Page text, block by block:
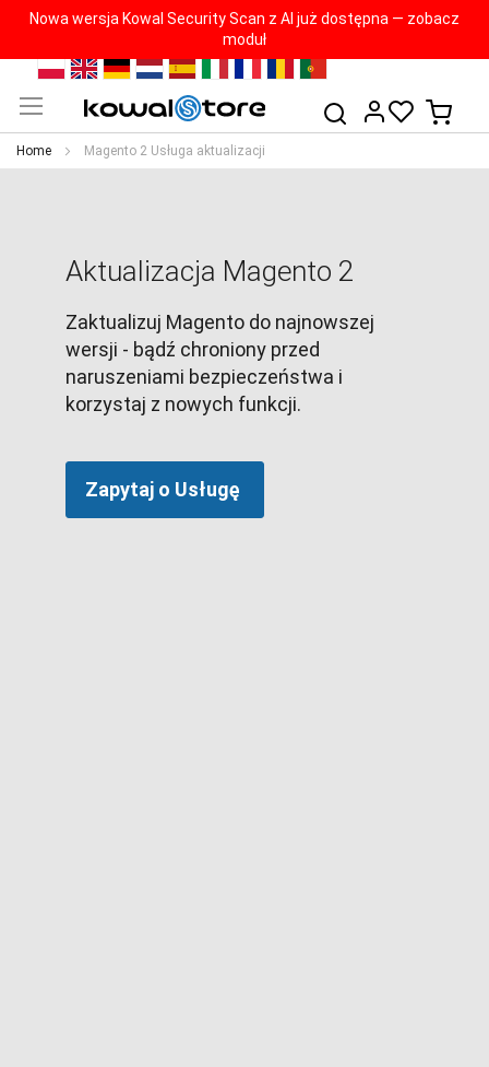
Nowa wersja Kowal Security Scan z AI już dostępna — zobacz
moduł
Skip
Content
PL EN DE NL ES IT FR RO
PT
Search
My
Home Magento 2 Usługa aktualizacji
Aktualizacja Magento 2
Zaktualizuj Magento do najnowszej
wersji - bądź chroniony przed
naruszeniami bezpieczeństwa i
korzystaj z nowych funkcji.
Zapytaj o Usługę